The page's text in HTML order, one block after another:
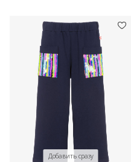
Добавить сразу